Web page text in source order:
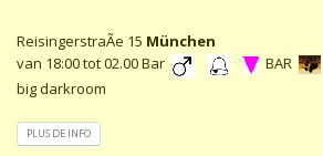
ReisingerstraÃe 15 München
van 18:00 tot 02.00 Bar
BAR
big darkroom
PLUS DE INFO